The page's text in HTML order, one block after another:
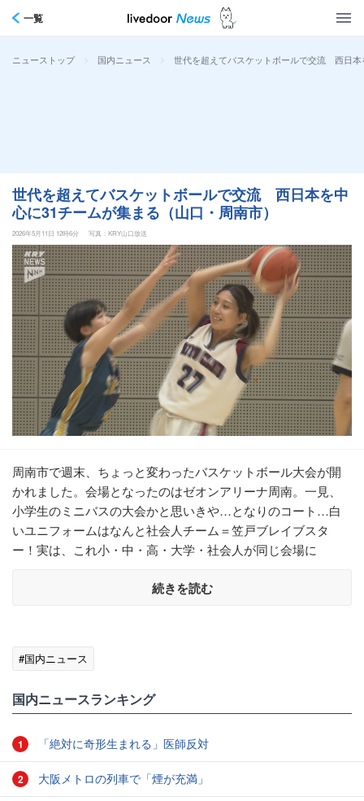
一覧
ニューストップ > 国内ニュース > 世代を超えてバスケットボールで交流 西日
世代を超えてバスケットボールで交流 西日本を中
心に31チームが集まる（山口・周南市）
2026年5月11日 12時6分 写真：KRY山口放送
周南市で週末、ちょっと変わったバスケットボール大会が開
かれました。会場となったのはゼオンアリーナ周南。一見、
小学生のミニバスの大会かと思いきや…となりのコート…白
いユニフォームはなんと社会人チーム＝笠戸ブレイブスタ
ー！実は、これ小・中・高・大学・社会人が同じ会場に
続きを読む
#国内ニュース
国内ニュースランキング
1 「絶対に奇形生まれる」医師反対
2 大阪メトロの列車で「煙が充満」